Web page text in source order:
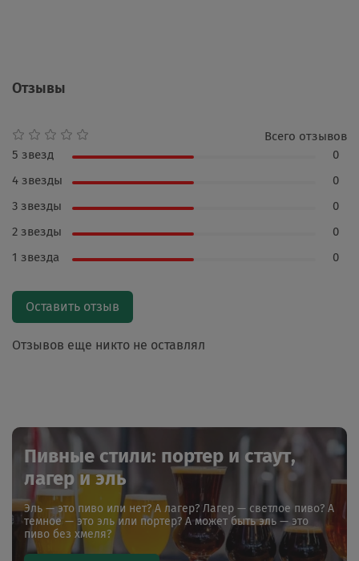
Отзывы
Отзывов еще никто не оставлял
Всего отзывов
5 звезд
0
4 звезды
0
3 звезды
0
2 звезды
0
1 звезда
0
Оставить отзыв
Пивные стили: портер и стаут,
лагер и эль
Эль — это пиво или нет? А лагер? Лагер — светлое пиво? А
темное — это эль или портер? А может быть эль — это
пиво без хмеля?